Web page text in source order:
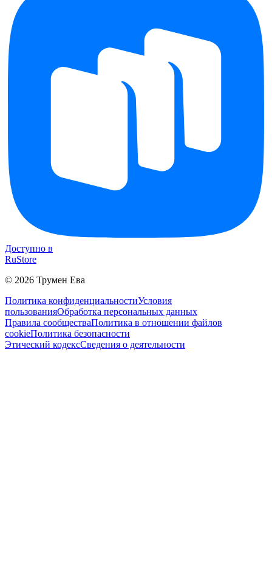
Доступно в
RuStore
© 2026 Трумен Ева
Политика конфиденциальностиУсловия
пользованияОбработка персональных данных
Правила сообществаПолитика в отношении файлов
cookieПолитика безопасности
Этический кодексСведения о деятельности